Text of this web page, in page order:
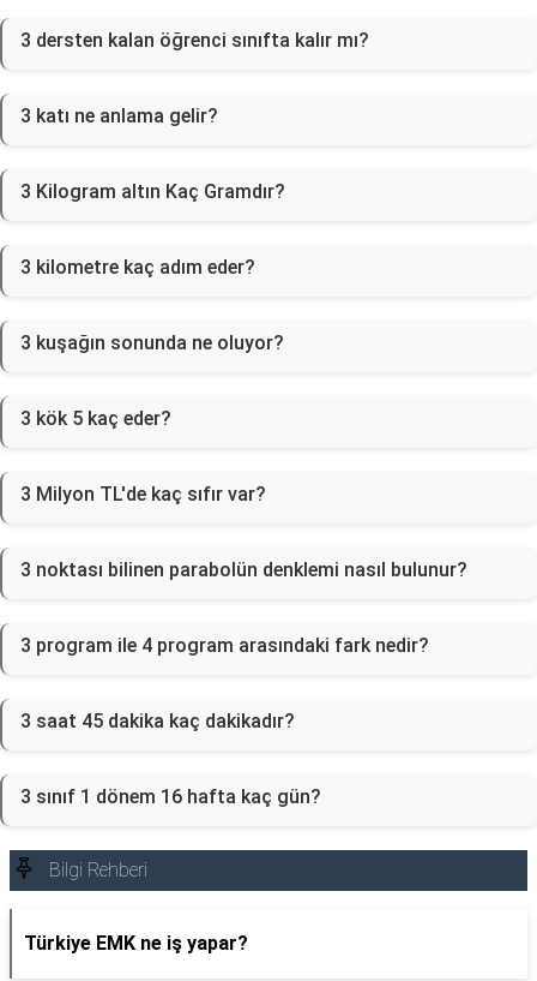
3 dersten kalan öğrenci sınıfta kalır mı?
3 katı ne anlama gelir?
3 Kilogram altın Kaç Gramdır?
3 kilometre kaç adım eder?
3 kuşağın sonunda ne oluyor?
3 kök 5 kaç eder?
3 Milyon TL'de kaç sıfır var?
3 noktası bilinen parabolün denklemi nasıl bulunur?
3 program ile 4 program arasındaki fark nedir?
3 saat 45 dakika kaç dakikadır?
3 sınıf 1 dönem 16 hafta kaç gün?
Bilgi Rehberi
Türkiye EMK ne iş yapar?